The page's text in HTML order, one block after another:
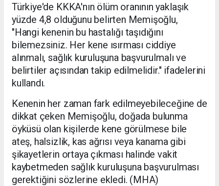
Türkiye'de KKKA'nın ölüm oranının yaklaşık
yüzde 4,8 olduğunu belirten Memişoğlu,
"Hangi kenenin bu hastalığı taşıdığını
bilemezsiniz. Her kene ısırması ciddiye
alınmalı, sağlık kuruluşuna başvurulmalı ve
belirtiler açısından takip edilmelidir." ifadelerini
kullandı.
Kenenin her zaman fark edilmeyebileceğine de
dikkat çeken Memişoğlu, doğada bulunma
öyküsü olan kişilerde kene görülmese bile
ateş, halsizlik, kas ağrısı veya kanama gibi
şikayetlerin ortaya çıkması halinde vakit
kaybetmeden sağlık kuruluşuna başvurulması
gerektiğini sözlerine ekledi. (MHA)